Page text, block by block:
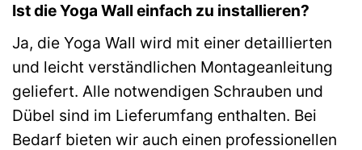
Ist die Yoga Wall einfach zu installieren?
Ja, die Yoga Wall wird mit einer detaillierten
und leicht verständlichen Montageanleitung
geliefert. Alle notwendigen Schrauben und
Dübel sind im Lieferumfang enthalten. Bei
Bedarf bieten wir auch einen professionellen